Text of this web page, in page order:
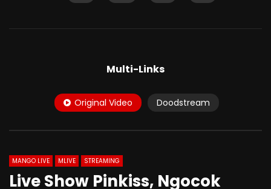
Goyangan Alus RITA Janda 2 Anak
06:17
Alice Colok Memek
Multi-Links
Original Video Doodstream
MANGO LIVE MLIVE STREAMING
Live Show Pinkiss, Ngocok